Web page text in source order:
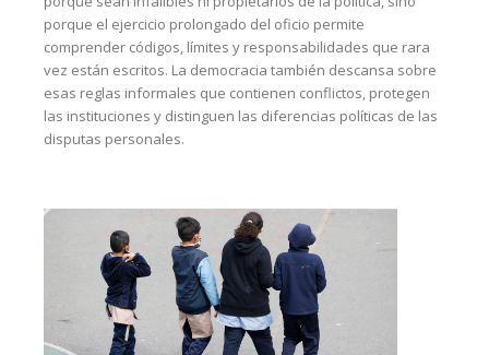
porque el ejercicio prolongado del oficio permite
comprender códigos, límites y responsabilidades que rara
vez están escritos. La democracia también descansa sobre
esas reglas informales que contienen conflictos, protegen
las instituciones y distinguen las diferencias políticas de las
disputas personales.